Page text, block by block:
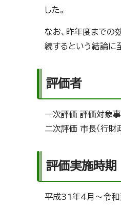
した。
なお、昨年度までの
続するという結論に
評価者
一次評価 評価対象
二次評価 市長（行
評価実施時期
平成31年4月～令和